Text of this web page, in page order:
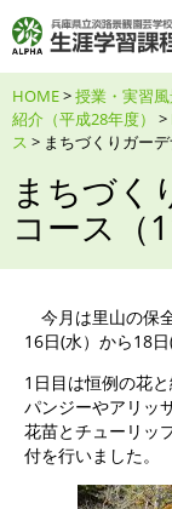
HOME>授業・実習
紹介（平成28年度）
>
ス > まちづくりガー
まちづく
コース（
今月は里山の保
16日(水）から18日
1日目は恒例の花
パンジーやアリッ
花苗とチューリッ
付を行いました。